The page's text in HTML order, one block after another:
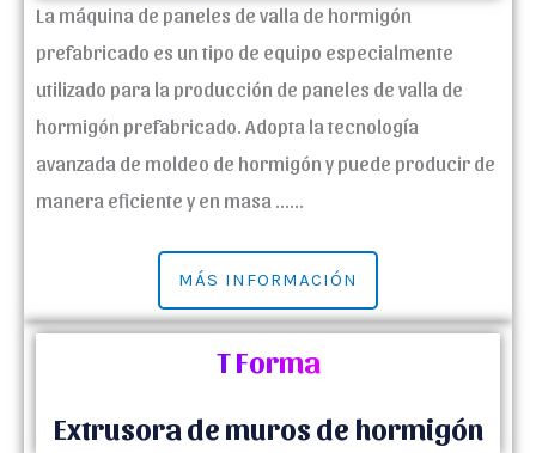
La máquina de paneles de valla de hormigón
prefabricado es un tipo de equipo especialmente
utilizado para la producción de paneles de valla de
hormigón prefabricado. Adopta la tecnología
avanzada de moldeo de hormigón y puede producir de
manera eficiente y en masa ......
MÁS INFORMACIÓN
T Forma
Extrusora de muros de hormigón